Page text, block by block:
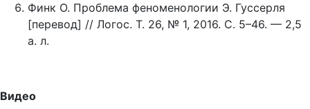
Финк О. Проблема феноменологии Э. Гуссерля
[перевод] // Логос. Т. 26, № 1, 2016. С. 5–46. — 2,5
а. л.
Видео